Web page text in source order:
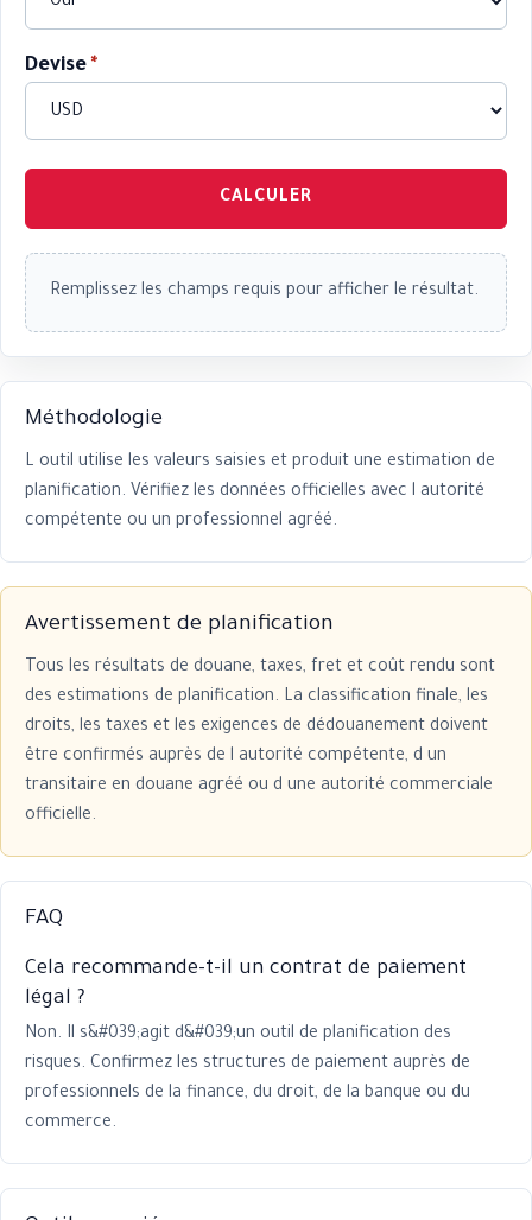
Devise *
CALCULER
Remplissez les champs requis pour afficher le résultat.
Méthodologie
L outil utilise les valeurs saisies et produit une estimation de
planification. Vérifiez les données officielles avec l autorité
compétente ou un professionnel agréé.
Avertissement de planification
Tous les résultats de douane, taxes, fret et coût rendu sont
des estimations de planification. La classification finale, les
droits, les taxes et les exigences de dédouanement doivent
être confirmés auprès de l autorité compétente, d un
transitaire en douane agréé ou d une autorité commerciale
officielle.
FAQ
Cela recommande-t-il un contrat de paiement
légal ?
Non. Il s&#039;agit d&#039;un outil de planification des
risques. Confirmez les structures de paiement auprès de
professionnels de la finance, du droit, de la banque ou du
commerce.